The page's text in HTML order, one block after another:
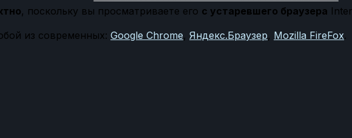
, поскольку вы просматриваете его с устаревшего браузера
из современных: Google Chrome, Яндекс.Браузер, Mozilla FireFox.